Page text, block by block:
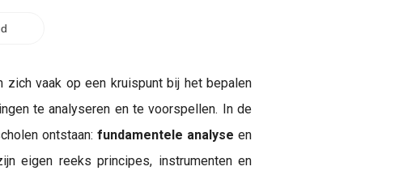
zich vaak op een kruispunt bij het bepalen
te analyseren en te voorspellen. In de
ontstaan: fundamentele analyse en
eigen reeks principes, instrumenten en